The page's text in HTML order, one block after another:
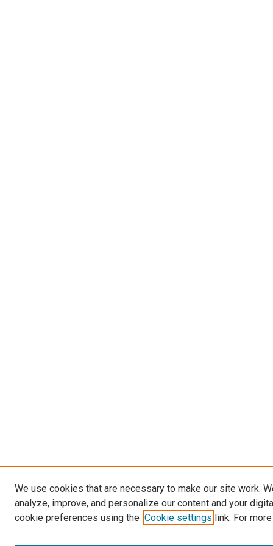
We use cookies that are necessary to make our site work.
analyze, improve, and personalize our content and your
cookie preferences using the Cookie settings link. For